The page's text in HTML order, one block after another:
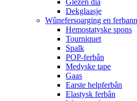
Glêzen dia
Dekglaasje
Wûnefersoarging en
Hemostatyske spons
Tourniquet
Spalk
POP-ferbân
Medyske tape
Gaas
Earste helpferbân
Elastysk ferbân